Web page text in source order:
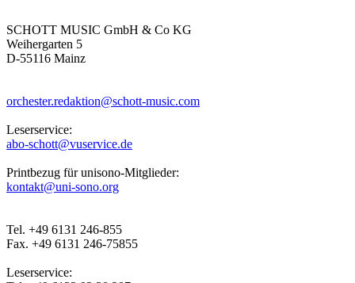
SCHOTT MUSIC GmbH & Co KG
Weihergarten 5
D-55116 Mainz
orchester.redaktion@schott-music.com
Leserservice:
abo-schott@vuservice.de
Printbezug für unisono-Mitglieder:
kontakt@uni-sono.org
Tel. +49 6131 246-855
Fax. +49 6131 246-75855
Leserservice: